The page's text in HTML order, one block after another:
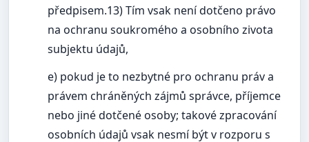
předpisem.13) Tím vsak není dotčeno právo
na ochranu soukromého a osobního zivota
subjektu údajů,
e) pokud je to nezbytné pro ochranu práv a
právem chráněných zájmů správce, příjemce
nebo jiné dotčené osoby; takové zpracování
osobních údajů vsak nesmí být v rozporu s